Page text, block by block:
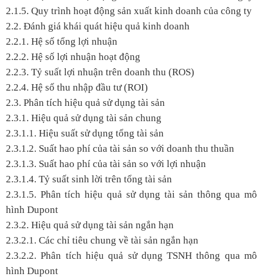
2.1.5. Quy trình hoạt động sản xuất kinh doanh của công ty
2.2. Đánh giá khái quát hiệu quả kinh doanh
2.2.1. Hệ số tổng lợi nhuận
2.2.2. Hệ số lợi nhuận hoạt động
2.2.3. Tỷ suất lợi nhuận trên doanh thu (ROS)
2.2.4. Hệ số thu nhập đầu tư (ROI)
2.3. Phân tích hiệu quả sử dụng tài sản
2.3.1. Hiệu quả sử dụng tài sản chung
2.3.1.1. Hiệu suất sử dụng tổng tài sản
2.3.1.2. Suất hao phí của tài sản so với doanh thu thuần
2.3.1.3. Suất hao phí của tài sản so với lợi nhuận
2.3.1.4. Tỷ suất sinh lời trên tổng tài sản
2.3.1.5. Phân tích hiệu quả sử dụng tài sản thông qua mô
hình Dupont
2.3.2. Hiệu quả sử dụng tài sản ngắn hạn
2.3.2.1. Các chỉ tiêu chung về tài sản ngắn hạn
2.3.2.2. Phân tích hiệu quả sử dụng TSNH thông qua mô
hình Dupont